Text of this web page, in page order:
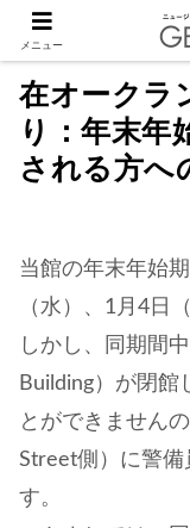
在オークラ
り：年末年
される方へ
当館の年末年始
（水）、1月4日
しかし、同期間
Building）が閉館
とができません
Street側）に警備
す。
メニュー